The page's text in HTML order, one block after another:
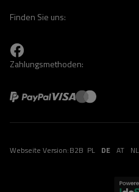
Finden Sie uns:
Zahlungsmethoden:
Webseite Version:B2B PL DE AT NL